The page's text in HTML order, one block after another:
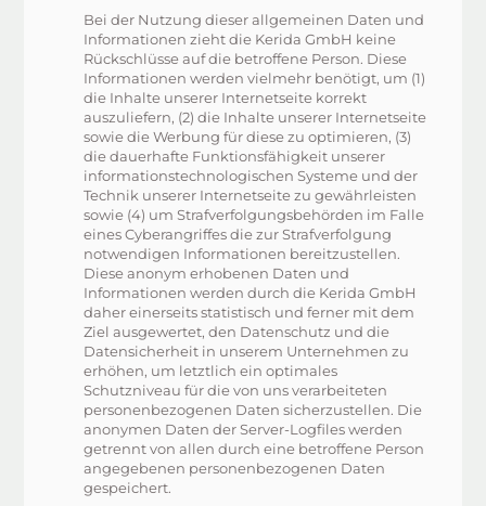
Bei der Nutzung dieser allgemeinen Daten und
Informationen zieht die Kerida GmbH keine
Rückschlüsse auf die betroffene Person. Diese
Informationen werden vielmehr benötigt, um (1)
die Inhalte unserer Internetseite korrekt
auszuliefern, (2) die Inhalte unserer Internetseite
sowie die Werbung für diese zu optimieren, (3)
die dauerhafte Funktionsfähigkeit unserer
informationstechnologischen Systeme und der
Technik unserer Internetseite zu gewährleisten
sowie (4) um Strafverfolgungsbehörden im Falle
eines Cyberangriffes die zur Strafverfolgung
notwendigen Informationen bereitzustellen.
Diese anonym erhobenen Daten und
Informationen werden durch die Kerida GmbH
daher einerseits statistisch und ferner mit dem
Ziel ausgewertet, den Datenschutz und die
Datensicherheit in unserem Unternehmen zu
erhöhen, um letztlich ein optimales
Schutzniveau für die von uns verarbeiteten
personenbezogenen Daten sicherzustellen. Die
anonymen Daten der Server-Logfiles werden
getrennt von allen durch eine betroffene Person
angegebenen personenbezogenen Daten
gespeichert.